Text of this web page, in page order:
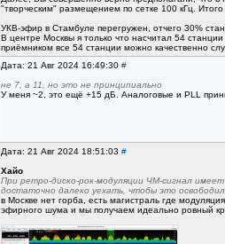
"творческим" размещением по сетке 100 кГц.
УКВ-эфир в Стамбуле перегружен, отчего 30%
В центре Москвы я только что насчитал 54
приёмником все 54 станции можно качественно
Дата: 21 Авг 2024 16:49:30 #
не 7, а 11, но это не принципиально
У меня ~2, это ещё +15 дБ. Аналоговые и PLL
Дата: 21 Авг 2024 18:51:03 #
Хайо
При ретро-диско-рок-модуляции ЧМ-сигнал
достаточно далеко уехать, чтобы это
в Москве нет горба, есть магистраль где
эфирного шума и мы получаем идеально ровный